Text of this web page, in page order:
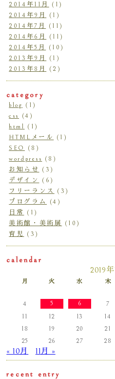
2014年11月
(1)
2014年9月
(1)
2014年7月
(11)
2014年6月
(11)
2014年5月
(10)
2013年9月
(1)
2013年8月
(2)
category
blog (1)
css
(4)
html (1)
HTMLメール
(1)
SEO
(8)
wordpress (8)
お知らせ (3)
デザイン
(6)
フリーランス
(3)
プログラム
(4)
日常 (1)
美術館・美術展
(10)
育児
(3)
calendar
2019年
月 火 水 木
4
5 6 7
11
12 13 14
18
19 20 21
25
26 27 28
« 10月 11月 »
recent entry